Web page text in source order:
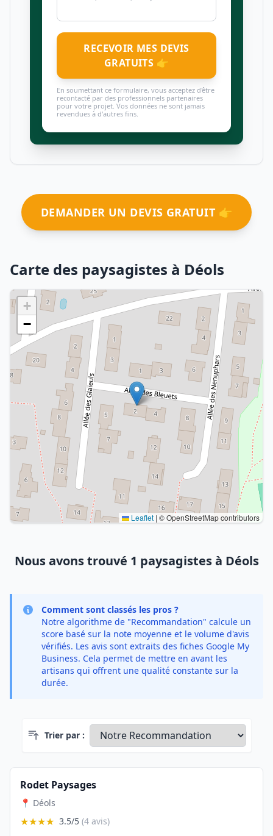
RECEVOIR MES DEVIS
GRATUITS 👉
En soumettant ce formulaire, vous acceptez d'être
recontacté par des professionnels partenaires
pour votre projet. Vos données ne sont jamais
revendues à d'autres fins.
DEMANDER UN DEVIS GRATUIT 👉
Carte des paysagistes à Déols
+
−
Leaflet | © OpenStreetMap contributors
Nous avons trouvé 1 paysagistes à Déols
Comment sont classés les pros ?
Notre algorithme de "Recommandation" calcule un
score basé sur la note moyenne et le volume d'avis
vérifiés. Les avis sont extraits des fiches Google My
Business. Cela permet de mettre en avant les
artisans qui offrent une qualité constante sur la
durée.
Trier par :
Rodet Paysages
📍 Déols
★★★★ 3.5/5 (4 avis)